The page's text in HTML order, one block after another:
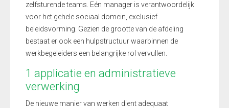
zelfsturende teams. Eén manager is verantwoordelijk
voor het gehele sociaal domein, exclusief
beleidsvorming. Gezien de grootte van de afdeling
bestaat er ook een hulpstructuur waarbinnen de
werkbegeleiders een belangrijke rol vervullen.
1 applicatie en administratieve
verwerking
De nieuwe manier van werken dient adequaat